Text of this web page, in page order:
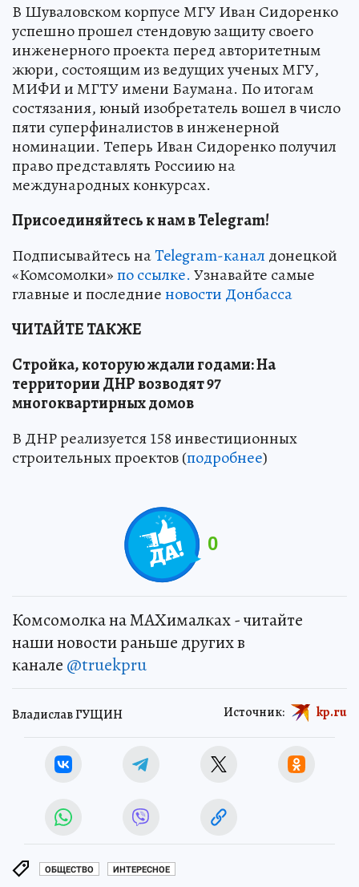
В Шуваловском корпусе МГУ Иван Сидоренко
успешно прошел стендовую защиту своего
инженерного проекта перед авторитетным
жюри, состоящим из ведущих ученых МГУ,
МИФИ и МГТУ имени Баумана. По итогам
состязания, юный изобретатель вошел в число
пяти суперфиналистов в инженерной
номинации. Теперь Иван Сидоренко получил
право представлять Россиию на
международных конкурсах.
Присоединяйтесь к нам в Telegram!
Подписывайтесь наTelegram-канал донецкой
«Комсомолки»по ссылке. Узнавайте самые
главные и последниеновости Донбасса
ЧИТАЙТЕ ТАКЖЕ
Стройка, которую ждали годами: На
территории ДНР возводят 97
многоквартирных домов
В ДНР реализуется 158 инвестиционных
строительных проектов (подробнее)
0
Комсомолка на MAXималках - читайте
наши новости раньше других в
канале @truekpru
Владислав ГУЩИН Источник: kp.ru
ОБЩЕСТВО ИНТЕРЕСНОЕ